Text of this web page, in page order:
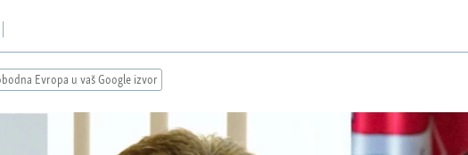
Evropa u vaš Google izvor